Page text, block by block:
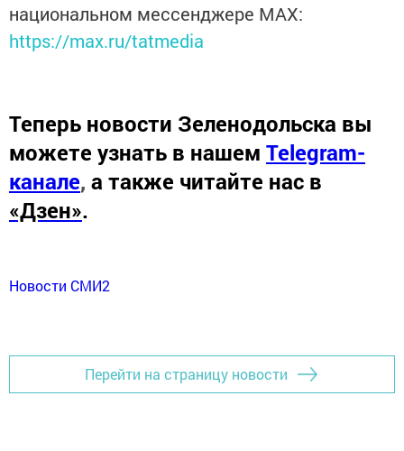
национальном мессенджере MАХ:
https://max.ru/tatmedia
Теперь новости Зеленодольска вы
можете узнать в нашем Telegram-
канале, а также читайте нас в
«Дзен».
Новости СМИ2
Перейти на страницу новости